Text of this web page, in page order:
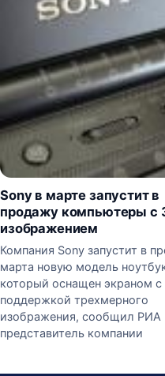
Sony в марте запустит в
продажу компьютеры с
изображением
Компания Sony запустит в
марта новую модель
который оснащен экраном с
поддержкой трехмерного
изображения, сообщил РИА
представитель компании